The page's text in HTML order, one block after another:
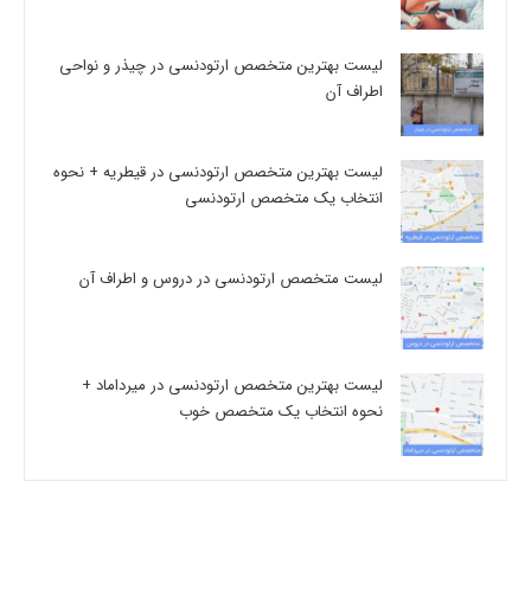
لیست بهترین متخصص ارتودنسی در چیذر و نواحی
اطراف آن
لیست بهترین متخصص ارتودنسی در قیطریه + نحوه
انتخاب یک متخصص ارتودنسی
لیست متخصص ارتودنسی در دروس و اطراف آن
لیست بهترین متخصص ارتودنسی در میرداماد +
نحوه انتخاب یک متخصص خوب